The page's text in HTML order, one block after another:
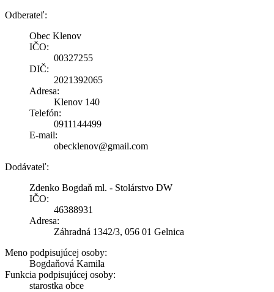
Odberateľ:
Obec Klenov
IČO:
00327255
DIČ:
2021392065
Adresa:
Klenov 140
Telefón:
0911144499
E-mail:
obecklenov@gmail.com
Dodávateľ:
Zdenko Bogdaň ml. - Stolárstvo DW
IČO:
46388931
Adresa:
Záhradná 1342/3, 056 01 Gelnica
Meno podpisujúcej osoby:
Bogdaňová Kamila
Funkcia podpisujúcej osoby:
starostka obce